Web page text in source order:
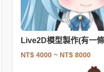
Live2D模型製作(有一
NT$ 4000 ~ NT$ 8000